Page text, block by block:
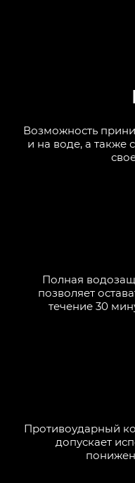
Возможность
и на воде, а также
Полная
позволяет
течение 30
Противоударный
допускает